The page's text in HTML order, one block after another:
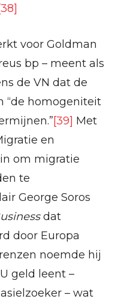
[38]
voor Goldman
bp – meent als
de VN dat de
“de homogeniteit
[39] Met
en
om migratie
te
George Soros
dat
door Europa
noemde hij
geld leent –
– wat